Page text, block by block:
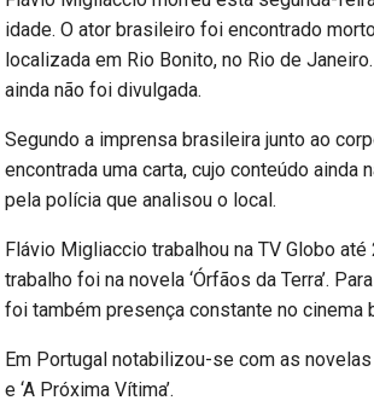
idade. O ator brasileiro foi encontrado
localizada em Rio Bonito, no Rio de
ainda não foi divulgada.
Segundo a imprensa brasileira junto ao
encontrada uma carta, cujo conteúdo ainda
pela polícia que analisou o local.
Flávio Migliaccio trabalhou na TV Globo
trabalho foi na novela ‘Órfãos da Terra’.
foi também presença constante no cinema
Em Portugal notabilizou-se com as novelas
e ‘A Próxima Vítima’.